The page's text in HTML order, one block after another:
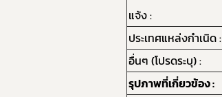
แจ้ง :
ประเทศแหล่งกำเนิด :
อื่นๆ (โปรดระบุ) :
รุปภาพที่เกี่ยวข้อง :